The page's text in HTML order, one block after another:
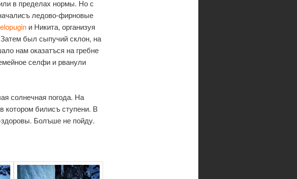
в пределах нормы. Но с
ледово-фирновые
и Никита, организуя
был сыпучий склон, на
нам оказатъся на гребне
селфи и рванули
солнечная погода. На
котором билисъ ступени. В
Болъше не пойду.